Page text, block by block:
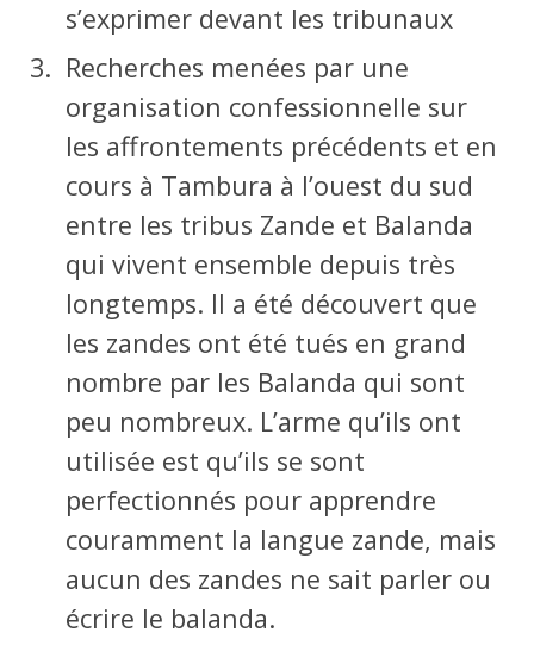
s’exprimer devant les tribunaux
Recherches menées par une
organisation confessionnelle sur
les affrontements précédents et en
cours à Tambura à l’ouest du sud
entre les tribus Zande et Balanda
qui vivent ensemble depuis très
longtemps. Il a été découvert que
les zandes ont été tués en grand
nombre par les Balanda qui sont
peu nombreux. L’arme qu’ils ont
utilisée est qu’ils se sont
perfectionnés pour apprendre
couramment la langue zande, mais
aucun des zandes ne sait parler ou
écrire le balanda.